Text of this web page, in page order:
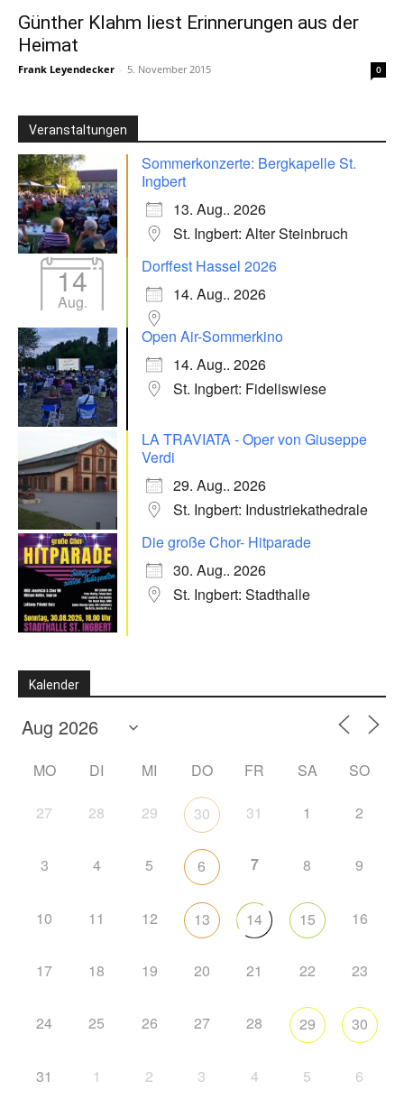
Günther Klahm liest Erinnerungen aus der
Heimat
Frank Leyendecker - 5. November 2015 0
Veranstaltungen
Sommerkonzerte: Bergkapelle St.
Ingbert
13. Aug.. 2026
St. Ingbert: Alter Steinbruch
14
Aug.
Dorffest Hassel 2026
14. Aug.. 2026
Open Air-Sommerkino
14. Aug.. 2026
St. Ingbert: Fideliswiese
LA TRAVIATA - Oper von Giuseppe
Verdi
29. Aug.. 2026
St. Ingbert: Industriekathedrale
Die große Chor- Hitparade
30. Aug.. 2026
St. Ingbert: Stadthalle
Kalender
MO DI MI DO FR SA SO
27 28 29 30 31 1 2
3 4 5 6 7 8 9
10 11 12 13 14 15 16
17 18 19 20 21 22 23
24 25 26 27 28 29 30
31 1 2 3 4 5 6